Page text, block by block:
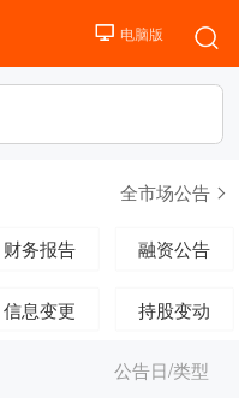
全市场公告
财务报告 融资公告
信息变更 持股变动
公告日/类型